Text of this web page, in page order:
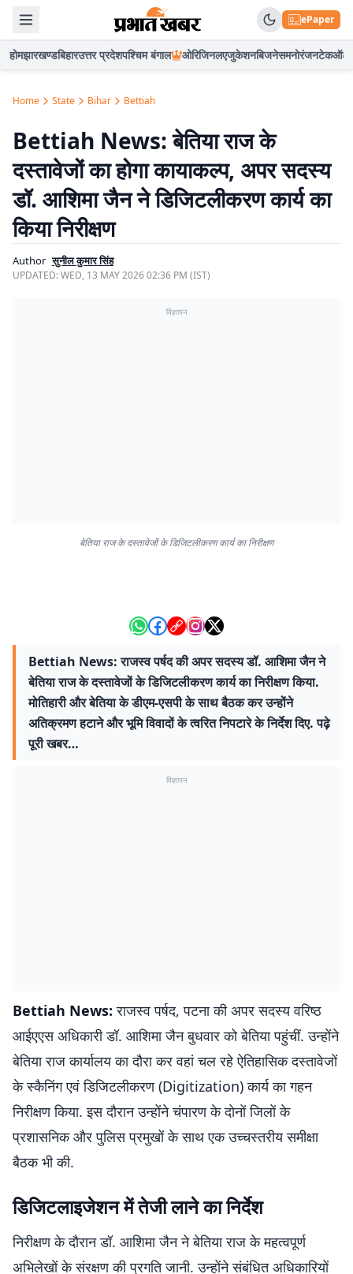
ePaper
होमझारखण्डबिहारउत्तर प्रदेशपश्चिम बंगाल ओरिजिनलएजुकेशनबिजनेसमनोरंजनटेकऑटो
Home State Bihar Bettiah
Bettiah News: बेतिया राज के
दस्तावेजों का होगा कायाकल्प, अपर सदस्य
डॉ. आशिमा जैन ने डिजिटलीकरण कार्य का
किया निरीक्षण
Author सुनील कुमार सिंह
UPDATED:WED, 13 MAY 2026 02:36 PM (IST)
विज्ञापन
बेतिया राज के दस्तावेजों के डिजिटलीकरण कार्य का निरीक्षण
Bettiah News: राजस्व पर्षद की अपर सदस्य डॉ. आशिमा जैन ने
बेतिया राज के दस्तावेजों के डिजिटलीकरण कार्य का निरीक्षण किया.
मोतिहारी और बेतिया के डीएम-एसपी के साथ बैठक कर उन्होंने
अतिक्रमण हटाने और भूमि विवादों के त्वरित निपटारे के निर्देश दिए. पढ़े
पूरी खबर…
विज्ञापन
Bettiah News:राजस्व पर्षद, पटना की अपर सदस्य वरिष्ठ
आईएएस अधिकारी डॉ. आशिमा जैन बुधवार को बेतिया पहुंचीं. उन्होंने
बेतिया राज कार्यालय का दौरा कर वहां चल रहे ऐतिहासिक दस्तावेजों
के स्कैनिंग एवं डिजिटलीकरण (Digitization) कार्य का गहन
निरीक्षण किया. इस दौरान उन्होंने चंपारण के दोनों जिलों के
प्रशासनिक और पुलिस प्रमुखों के साथ एक उच्चस्तरीय समीक्षा
बैठक भी की.
डिजिटलाइजेशन में तेजी लाने का निर्देश
निरीक्षण के दौरान डॉ. आशिमा जैन ने बेतिया राज के महत्वपूर्ण
अभिलेखों के संरक्षण की प्रगति जानी. उन्होंने संबंधित अधिकारियों